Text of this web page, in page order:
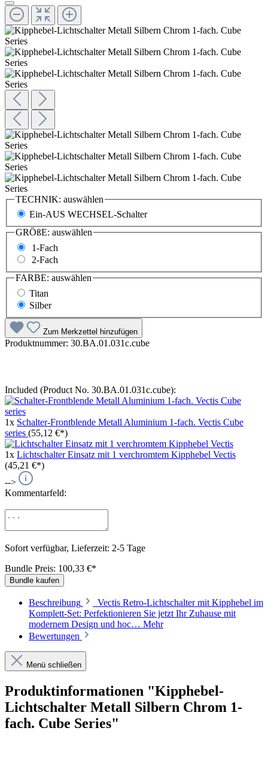
TECHNIK: auswählen
Ein-AUS WECHSEL-Schalter
GRÖßE: auswählen
1-Fach
2-Fach
FARBE: auswählen
Titan
Silber
Zum Merkzettel hinzufügen
Produktnummer: 30.BA.01.031c.cube
Included (Product No. 30.BA.01.031c.cube):
1x Schalter-Frontblende Metall Aluminium 1-fach. Vectis Cube
series (55,12 €*)
1x Lichtschalter Einsatz mit 1 verchromtem Kipphebel Vectis
(45,21 €*)
-->
Kommentarfeld:
Sofort verfügbar, Lieferzeit: 2-5 Tage
Bundle Preis: 100,33 €*
Bundle kaufen
Beschreibung
Vectis Retro-Lichtschalter mit Kipphebel im
Komplett-Set: Perfektionieren Sie jetzt Ihr Zuhause mit
modernem Design und hoc… Mehr
Bewertungen
Menü schließen
Produktinformationen "Kipphebel-
Lichtschalter Metall Silbern Chrom 1-
fach. Cube Series"